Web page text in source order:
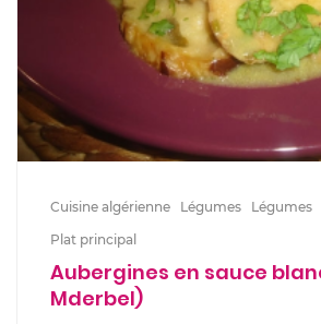
Cuisine algérienne Légumes Légumes
Plat principal
Aubergines en sauce
Mderbel)